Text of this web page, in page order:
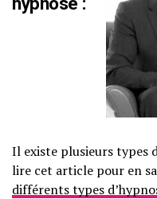
Il existe plusieurs types
lire cet article pour en
différents types